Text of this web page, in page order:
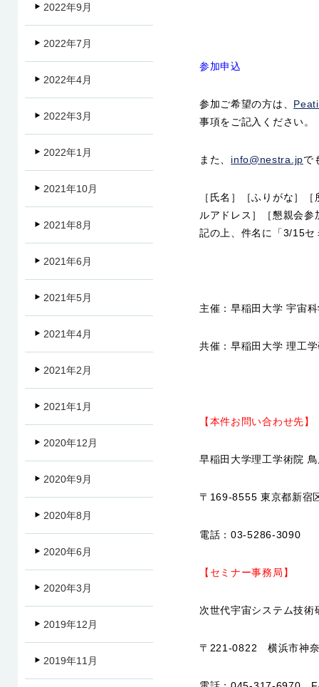
参加申込
参加ご希望の方は、
事項をご記入ください
また、 info@nestra.jpで
［氏名］［ふりがな］
ルアドレス］［懇親会
記の上、件名に「3/15セ
主催：早稲田大学 宇宙
共催：早稲田大学 理工
【本件お問い合わせ先】
早稲田大学理工学術院
〒169-8555 東京都新宿
電話：03-5286-3090
【セミナー事務局】
次世代宇宙システム技術
〒221-0822 横浜市神
2022年9月
2022年7月
2022年4月
2022年3月
2022年1月
2021年10月
2021年8月
2021年6月
2021年5月
2021年4月
2021年2月
2021年1月
2020年12月
2020年9月
2020年8月
2020年6月
2020年3月
2019年12月
2019年11月